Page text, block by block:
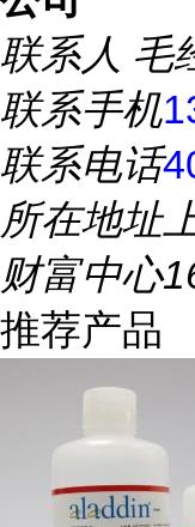
联系人 毛
联系手机
联系电话
所在地址
财富中心
推荐产品